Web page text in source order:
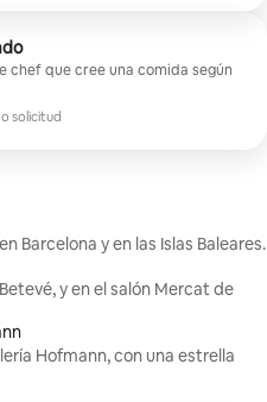
chef que cree una comida según
solicitud
Barcelona y en las Islas Baleares.
y en el salón Mercat de
Hofmann, con una estrella